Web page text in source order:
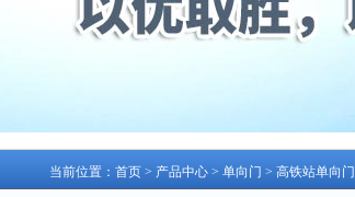
当前位置： 首页 > 产品中心 > 单向门 > 高铁站单向门